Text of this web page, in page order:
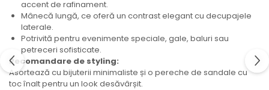
accent de rafinament.
Mânecă lungă, ce oferă un contrast elegant cu decupajele
laterale.
Potrivită pentru evenimente speciale, gale, baluri sau
petreceri sofisticate.
Recomandare de styling:
Asortează cu bijuterii minimaliste și o pereche de sandale cu
toc înalt pentru un look desăvârșit.